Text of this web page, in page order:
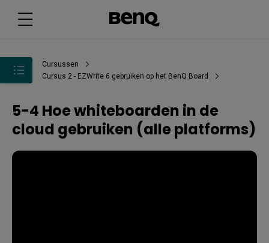
Cursussen
Cursus 2 - EZWrite 6 gebruiken op het BenQ Board
5-4 Hoe whiteboarden in de
cloud gebruiken (alle platforms)